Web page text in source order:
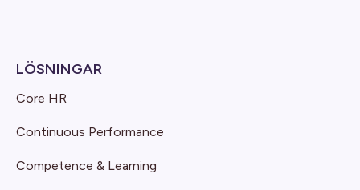
LÖSNINGAR
Core HR
Continuous Performance
Competence & Learning